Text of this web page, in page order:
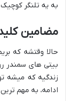
به یه تلنگر کوچیک
مضامین
حالا وقتشه که
بیتی های سمندر
زندگیه که میشه
ادامه، به مهم